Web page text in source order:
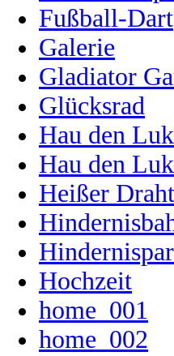
Fußball-Dart
Galerie
Gladiator
Glücksrad
Hau den
Hau den
Heißer Draht
Hochzeit
home_001
home_002